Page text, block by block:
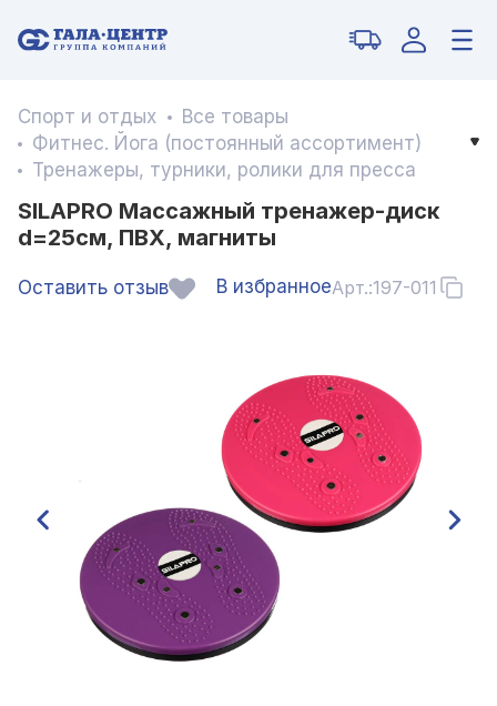
Спорт и отдых
Все товары
Фитнес. Йога (постоянный ассортимент)
Тренажеры, турники, ролики для пресса
SILAPRO Массажный тренажер-диск
d=25см, ПВХ, магниты
Оставить отзыв В избранноеАрт.:197-011